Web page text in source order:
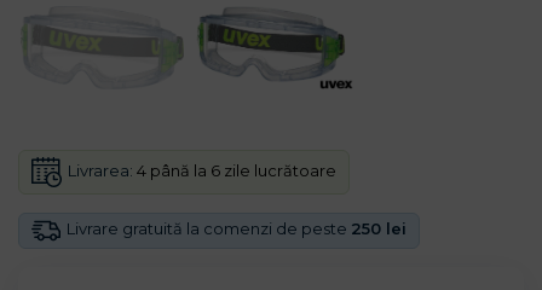
Livrare gratuită la comenzi de peste 250 lei
Livrarea: 4 până la 6 zile lucrătoare